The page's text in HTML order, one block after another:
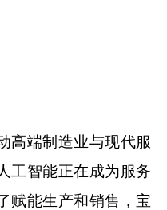
端制造业与现代服
工智能正在成为服务
赋能生产和销售，宝